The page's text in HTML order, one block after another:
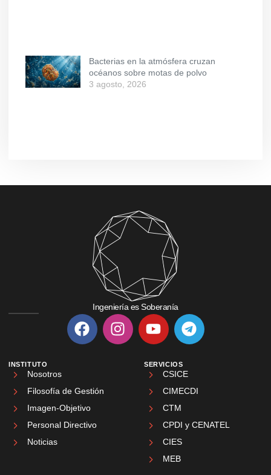
Bacterias en la atmósfera cruzan
océanos sobre motas de polvo
3 agosto, 2026
Ingeniería es Soberanía
INSTITUTO
Nosotros
Filosofía de Gestión
Imagen-Objetivo
Personal Directivo
Noticias
SERVICIOS
CSICE
CIMECDI
CTM
CPDI y CENATEL
CIES
MEB